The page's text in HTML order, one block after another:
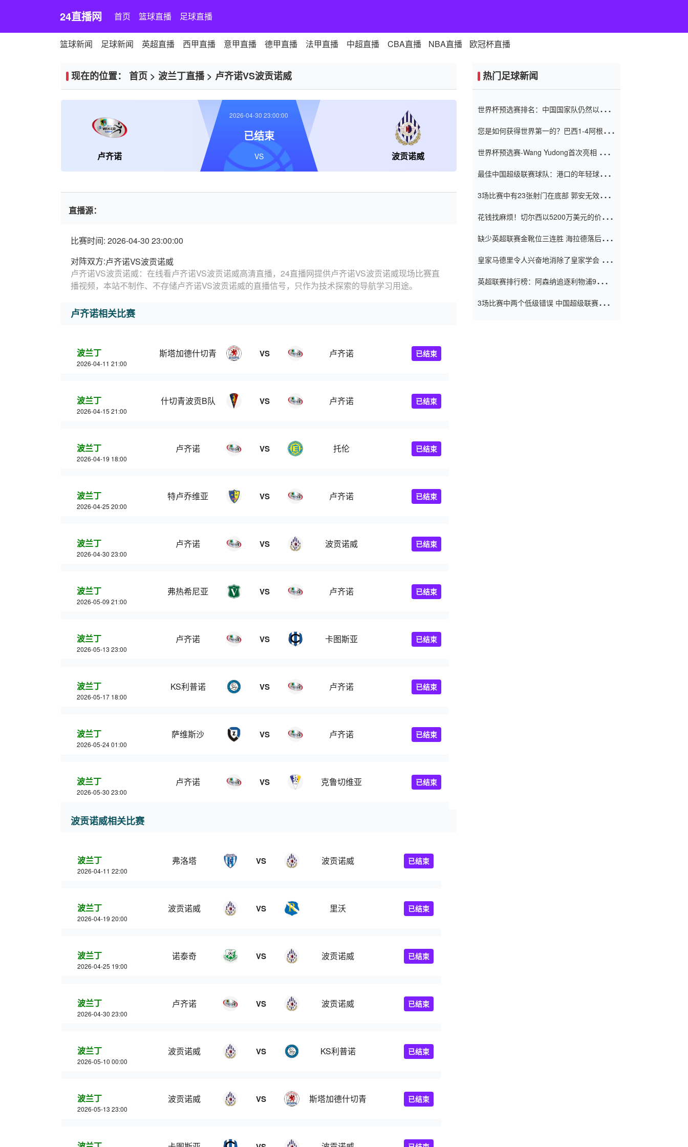
24直播网 首页 篮球直播 足球直播
篮球新闻 足球新闻 英超直播 西甲直播 意甲直播 德甲直播 法甲直播 中超直播 CBA直播 NBA直播 欧冠杯直播
现在的位置： 首页 > 波兰丁直播> 卢齐诺VS波贡诺威
卢齐诺 波贡诺威
2026-04-30 23:00:00
已结束
VS
直播源：
比赛时间: 2026-04-30 23:00:00
对阵双方:卢齐诺VS波贡诺威
卢齐诺VS波贡诺威：在线看卢齐诺VS波贡诺威高清直播，24直播网提供卢齐诺VS波贡诺威现场比赛直
播视频，本站不制作、不存储卢齐诺VS波贡诺威的直播信号，只作为技术探索的导航学习用途。
卢齐诺相关比赛
波兰丁
2026-04-11 21:00
斯塔加德什切青 VS 卢齐诺 已结束
波兰丁
2026-04-15 21:00
什切青波贡B队 VS 卢齐诺 已结束
波兰丁
2026-04-19 18:00
卢齐诺 VS 托伦 已结束
波兰丁
2026-04-25 20:00
特卢乔维亚 VS 卢齐诺 已结束
波兰丁
2026-04-30 23:00
卢齐诺 VS 波贡诺威 已结束
波兰丁
2026-05-09 21:00
弗热希尼亚 VS 卢齐诺 已结束
波兰丁
2026-05-13 23:00
卢齐诺 VS 卡图斯亚 已结束
波兰丁
2026-05-17 18:00
KS利普诺 VS 卢齐诺 已结束
波兰丁
2026-05-24 01:00
萨维斯沙 VS 卢齐诺 已结束
波兰丁
2026-05-30 23:00
卢齐诺 VS 克鲁切维亚 已结束
波贡诺威相关比赛
波兰丁
2026-04-11 22:00
弗洛塔 VS 波贡诺威 已结束
波兰丁
2026-04-19 20:00
波贡诺威 VS 里沃 已结束
波兰丁
2026-04-25 19:00
诺泰奇 VS 波贡诺威 已结束
波兰丁
2026-04-30 23:00
卢齐诺 VS 波贡诺威 已结束
波兰丁
2026-05-10 00:00
波贡诺威 VS KS利普诺 已结束
波兰丁
2026-05-13 23:00
波贡诺威 VS 斯塔加德什切青 已结束
热门足球新闻
世界杯预选赛排名：中国国家队仍然以6分
您是如何获得世界第一的？巴西1-4阿根
世界杯预选赛-Wang Yudong首次亮相 中国
最佳中国超级联赛球队：港口的年轻球员在
（Taishan）
3场比赛中有23张射门在底部 郭安无效传球
花钱找麻烦！切尔西以5200万美元的价格
窗口
缺少英超联赛金靴位三连胜 海拉德落后6球
皇家马德里令人兴奋地消除了皇家学会 安
英超联赛排行榜：阿森纳追逐利物浦9分 曼
3场比赛中两个低级错误 中国超级联赛的前